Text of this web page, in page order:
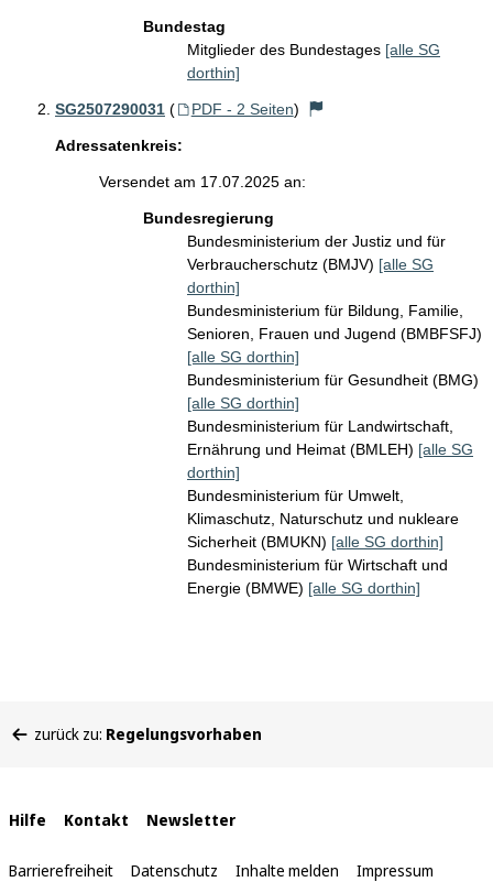
Bundestag
Mitglieder des Bundestages [alle SG
dorthin]
SG2507290031 ( PDF - 2 Seiten)
Adressatenkreis:
Versendet am 17.07.2025 an:
Bundesregierung
Bundesministerium der Justiz und für
Verbraucherschutz (BMJV) [alle SG
dorthin]
Bundesministerium für Bildung, Familie,
Senioren, Frauen und Jugend (BMBFSFJ)
[alle SG dorthin]
Bundesministerium für Gesundheit (BMG)
[alle SG dorthin]
Bundesministerium für Landwirtschaft,
Ernährung und Heimat (BMLEH) [alle SG
dorthin]
Bundesministerium für Umwelt,
Klimaschutz, Naturschutz und nukleare
Sicherheit (BMUKN) [alle SG dorthin]
Bundesministerium für Wirtschaft und
Energie (BMWE) [alle SG dorthin]
befinden
zurück zu: Regelungsvorhaben
Interne
Links
Hilfe Kontakt Newsletter
Barrierefreiheit Datenschutz Inhalte melden Impressum